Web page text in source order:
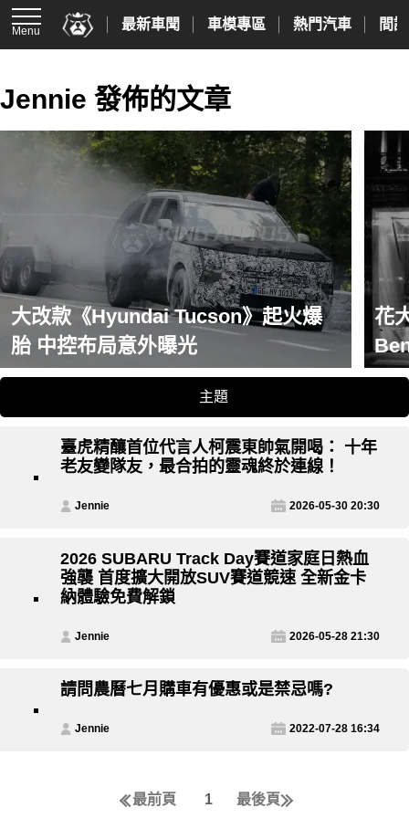
Menu 最新車聞 車模專區 熱門汽車 間
Jennie 發佈的文章
大改款《Hyundai Tucson》起火爆
胎 中控布局意外曝光
花
主題
臺虎精釀首位代言人柯震東帥氣開喝： 十年
老友變隊友，最合拍的靈魂終於連線！
Jennie 2026-05-30 20:30
2026 SUBARU Track Day賽道家庭日熱血
強襲 首度擴大開放SUV賽道競速 全新金卡
納體驗免費解鎖
Jennie 2026-05-28 21:30
請問農曆七月購車有優惠或是禁忌嗎?
Jennie 2022-07-28 16:34
最前頁 1 最後頁